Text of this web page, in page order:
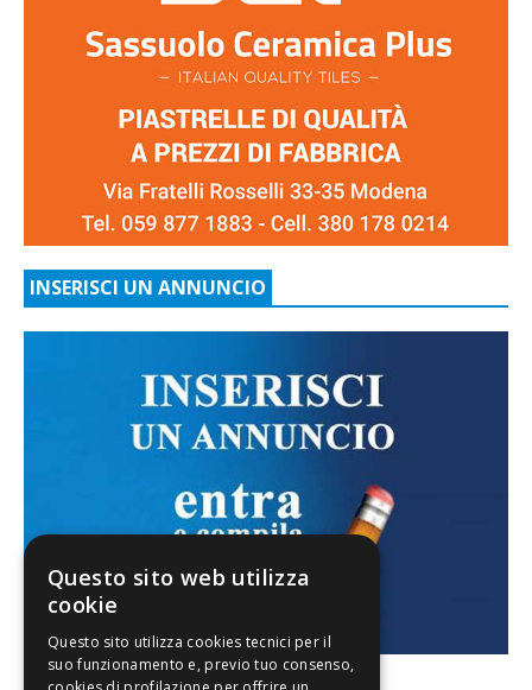
INSERISCI UN ANNUNCIO
Questo sito web utilizza
cookie